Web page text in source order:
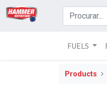
FUELS
Products